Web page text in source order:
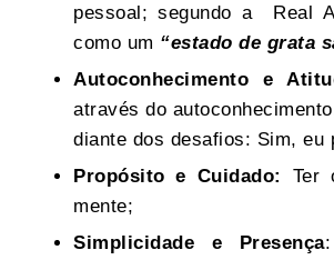
pessoal; segundo a Real
como um “estado de grata
Autoconhecimento e
através do
diante dos desafios: Sim, eu
Propósito e Cuidado:
Ter
mente;
Simplicidade e Presença